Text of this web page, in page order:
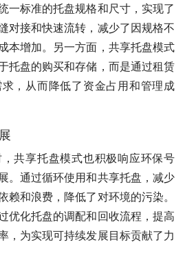
一标准的托盘规格和尺寸，实现了
对接和快速流转，减少了因规格不
本增加。另一方面，共享托盘模式
托盘的购买和存储，而是通过租赁
，从而降低了资金占用和管理成
共享托盘模式也积极响应环保号
。通过循环使用和共享托盘，减少
赖和浪费，降低了对环境的污染。
优化托盘的调配和回收流程，提高
，为实现可持续发展目标贡献了力